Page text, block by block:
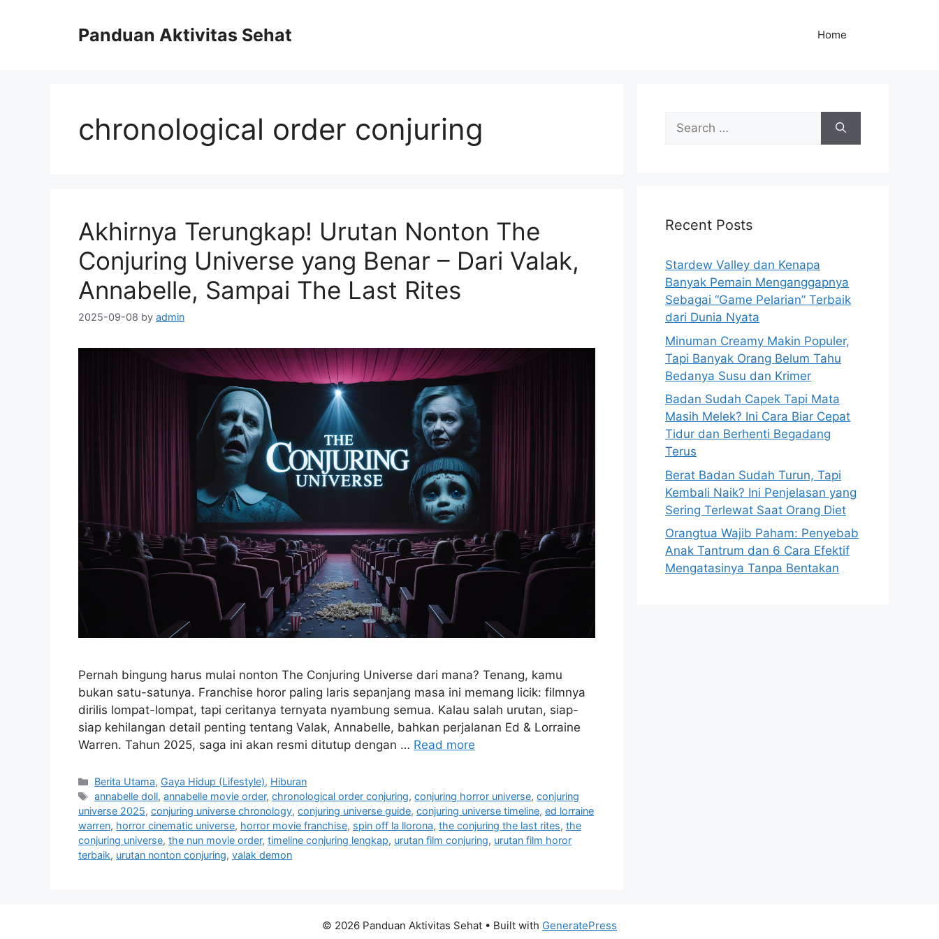
Panduan Aktivitas Sehat Home
chronological order conjuring
Akhirnya Terungkap! Urutan Nonton The
Conjuring Universe yang Benar – Dari Valak,
Annabelle, Sampai The Last Rites
2025-09-08 by admin
Pernah bingung harus mulai nonton The Conjuring Universe dari mana? Tenang, kamu
bukan satu-satunya. Franchise horor paling laris sepanjang masa ini memang licik: filmnya
dirilis lompat-lompat, tapi ceritanya ternyata nyambung semua. Kalau salah urutan, siap-
siap kehilangan detail penting tentang Valak, Annabelle, bahkan perjalanan Ed & Lorraine
Warren. Tahun 2025, saga ini akan resmi ditutup dengan … Read more
C
a
t
e
g
o
Berita Utama, Gaya Hidup (Lifestyle), Hiburan
T
a
g
s
annabelle doll,annabelle movie order,chronological order conjuring,conjuring horror universe,conjuring
universe 2025, conjuring universe chronology, conjuring universe guide, conjuring universe timeline, ed lorraine
warren, horror cinematic universe, horror movie franchise, spin off la llorona, the conjuring the last rites, the
conjuring universe, the nun movie order, timeline conjuring lengkap, urutan film conjuring, urutan film horor
terbaik, urutan nonton conjuring, valak demon
f
r
:
Recent Posts
Stardew Valley dan Kenapa
Banyak Pemain Menganggapnya
Sebagai “Game Pelarian” Terbaik
dari Dunia Nyata
Minuman Creamy Makin Populer,
Tapi Banyak Orang Belum Tahu
Bedanya Susu dan Krimer
Badan Sudah Capek Tapi Mata
Masih Melek? Ini Cara Biar Cepat
Tidur dan Berhenti Begadang
Terus
Berat Badan Sudah Turun, Tapi
Kembali Naik? Ini Penjelasan yang
Sering Terlewat Saat Orang Diet
Orangtua Wajib Paham: Penyebab
Anak Tantrum dan 6 Cara Efektif
Mengatasinya Tanpa Bentakan
© 2026 Panduan Aktivitas Sehat • Built with GeneratePress